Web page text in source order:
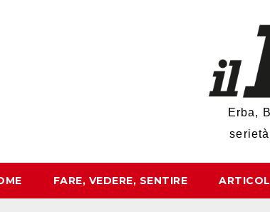
Erba,
FARE, VEDERE, SENTIRE